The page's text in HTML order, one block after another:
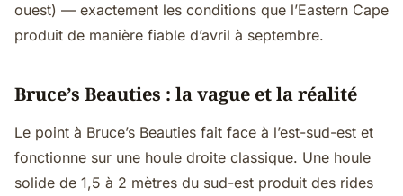
ouest) — exactement les conditions que l’Eastern Cape
produit de manière fiable d’avril à septembre.
Bruce’s Beauties : la vague et la réalité
Le point à Bruce’s Beauties fait face à l’est-sud-est et
fonctionne sur une houle droite classique. Une houle
solide de 1,5 à 2 mètres du sud-est produit des rides